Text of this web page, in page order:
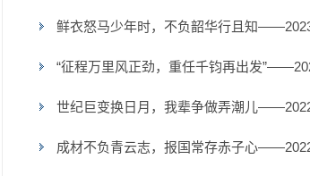
鲜衣怒马少年时，不负韶华行且知
“征程万里风正劲，重任千钧再出发
世纪巨变换日月，我辈争做弄潮儿
成材不负青云志，报国常存赤子心